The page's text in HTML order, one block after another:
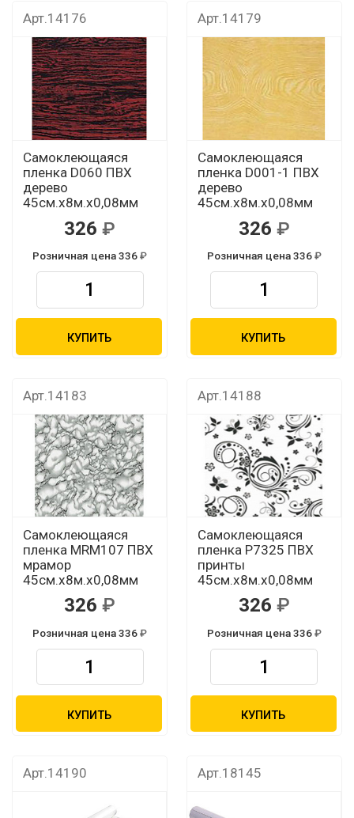
Арт.14176
Самоклеющаяся
пленка D060 ПВХ
дерево
45см.х8м.х0,08мм
326
Розничная цена 336
КУПИТЬ
Арт.14179
Самоклеющаяся
пленка D001-1 ПВХ
дерево
45см.х8м.х0,08мм
326
Розничная цена 336
КУПИТЬ
Арт.14183
Самоклеющаяся
пленка MRM107 ПВХ
мрамор
45см.х8м.х0,08мм
326
Розничная цена 336
КУПИТЬ
Арт.14188
Самоклеющаяся
пленка P7325 ПВХ
принты
45см.х8м.х0,08мм
326
Розничная цена 336
КУПИТЬ
Арт.14190 Арт.18145